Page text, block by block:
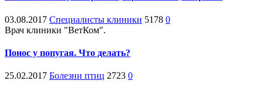
03.08.2017 Специалисты клиники 5178 0
Врач клиники "ВетКом".
Понос у попугая. Что делать?
25.02.2017 Болезни птиц 2723 0